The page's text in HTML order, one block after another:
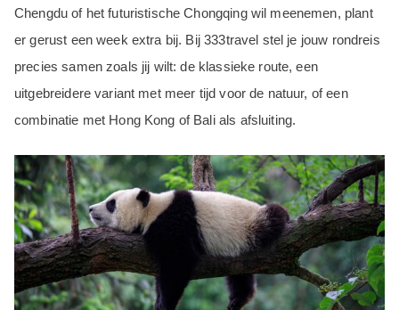
Chengdu of het futuristische Chongqing wil meenemen, plant
er gerust een week extra bij. Bij 333travel stel je jouw rondreis
precies samen zoals jij wilt: de klassieke route, een
uitgebreidere variant met meer tijd voor de natuur, of een
combinatie met Hong Kong of Bali als afsluiting.